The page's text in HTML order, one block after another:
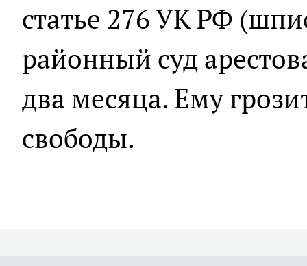
статье 276 УК РФ
районный суд
два месяца. Ему
свободы.